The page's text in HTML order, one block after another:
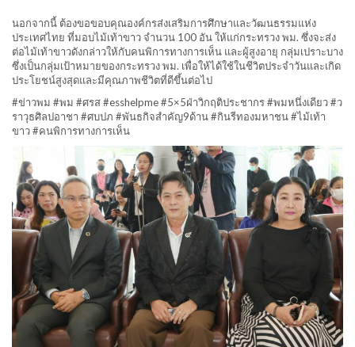
นอกจากนี้ ต้องขอขอบคุณองค์กรส่งเสริมการศึกษาและวัฒนธรรมแห่ง
ประเทศไทย ที่มอบไม้เท้าขาว จำนวน 100 อัน ให้แก่กระทรวง พม. ซึ่งจะส่ง
ต่อไม้เท้าขาวดังกล่าวให้กับคนพิการทางการเห็น และผู้สูงอายุ กลุ่มเปราะบาง
ซึ่งเป็นกลุ่มเป้าหมายของกระทรวง พม. เพื่อให้ได้ใช้ในชีวิตประจำวันและเกิด
ประโยชน์สูงสุดและมีคุณภาพชีวิตที่ดีขึ้นต่อไป
#ข่าวพม #พม #ศรส #esshelpme #5×5ฝ่าวิกฤติประชากร #พมหนึ่งเดียว #ว
ราวุธศิลปอาชา #ศบปภ #พันธกิจสำคัญ9ด้าน #กินรีทองมหาชน #ไม้เท้า
ขาว #คนพิการทางการเห็น